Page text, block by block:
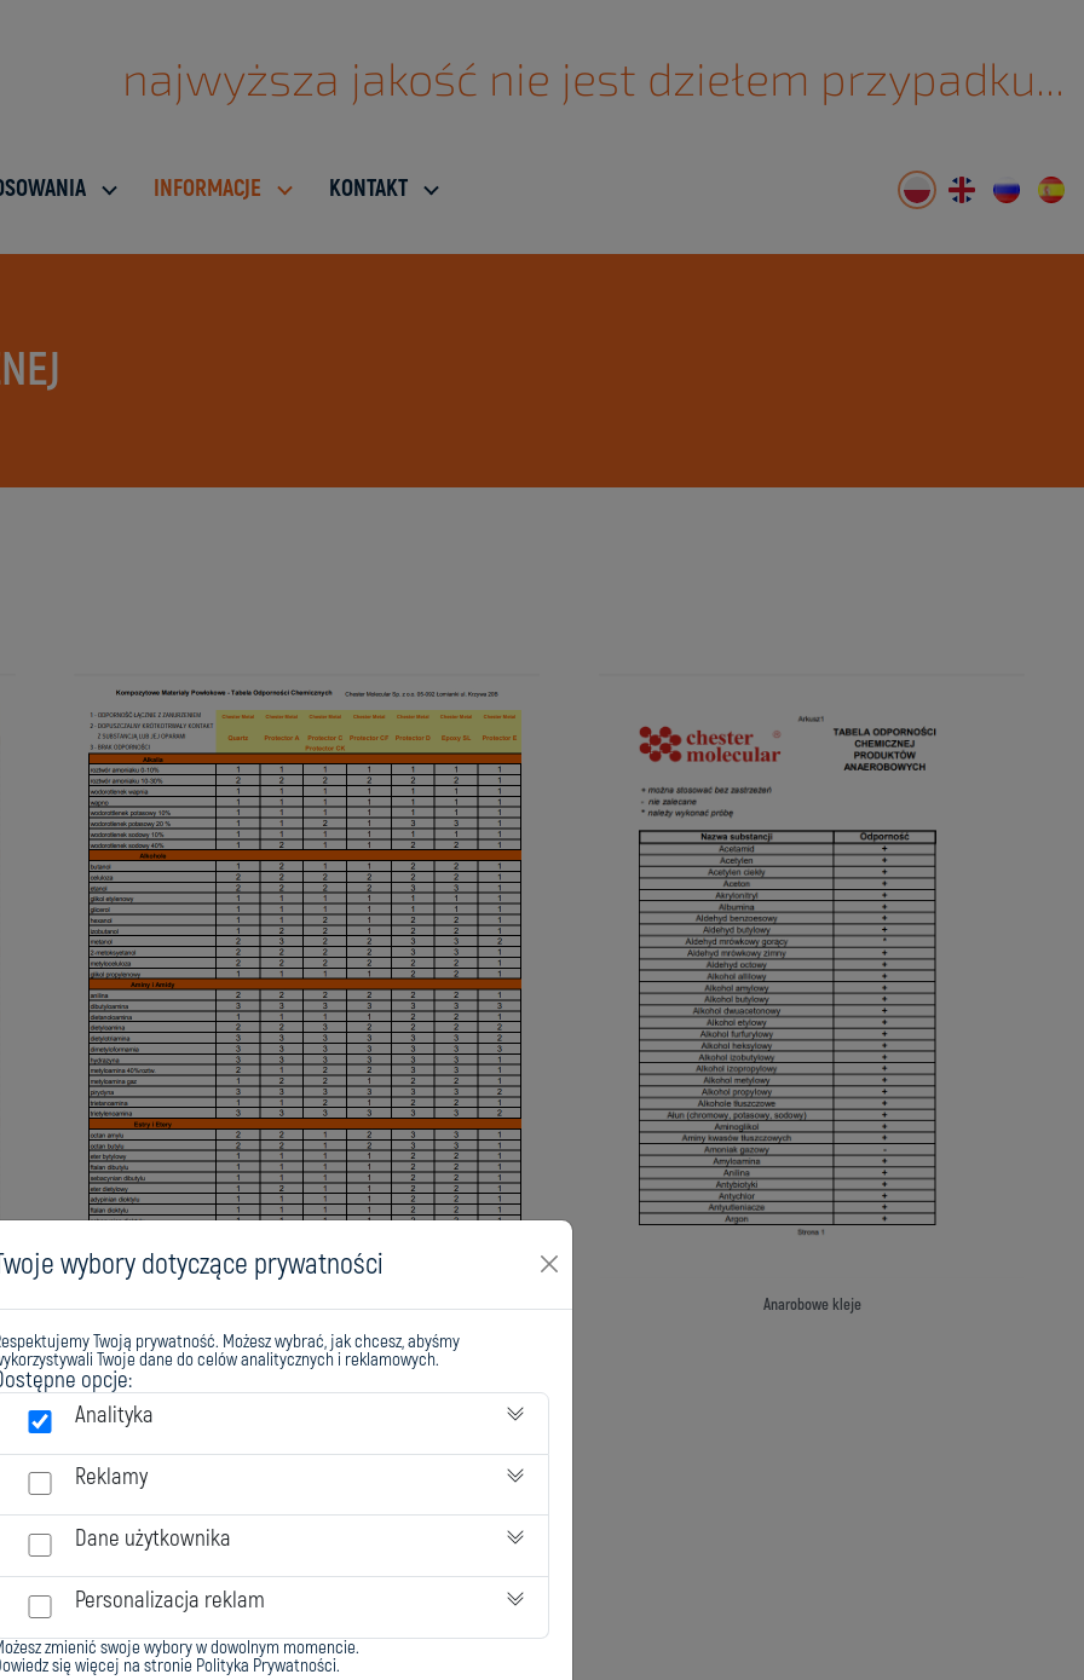
najwyższa jakość nie jest dziełem przypadku...
INFORMACJE KONTAKT
Materiały powłokowe
Anarobowe kleje
wybory dotyczące prywatności
Twoją prywatność. Możesz wybrać, jak chcesz, abyśmy
Twoje dane do celów analitycznych i reklamowych.
opcje:
Analityka
Reklamy
Dane użytkownika
Personalizacja reklam
zmienić swoje wybory w dowolnym momencie.
się więcej na stronie Polityka Prywatności.